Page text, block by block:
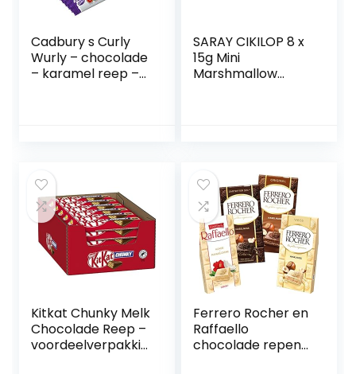
Cadbury s Curly
Wurly – chocolade
– karamel reep –
SARAY CIKILOP 8 x
15g Mini
Marshmallow
schuimsuiker
vulling – halal
chocolade –
koffiekoekjes –
chocolade biscuit
Kitkat Chunky Melk
Chocolade Reep –
voordeelverpakkin
Ferrero Rocher en
Raffaello
chocolade repen